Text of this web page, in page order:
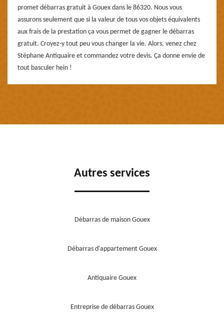
promet débarras gratuit à Gouex dans le 86320. Nous vous
assurons seulement que si la valeur de tous vos objets équivalents
aux frais de la prestation ça vous permet de gagner le débarras
gratuit. Croyez-y tout peu vous changer la vie. Alors, venez chez
Stéphane Antiquaire et commandez votre devis. Ça donne envie de
tout basculer hein !
Autres services
Débarras de maison Gouex
Débarras d'appartement Gouex
Antiquaire Gouex
Entreprise de débarras Gouex